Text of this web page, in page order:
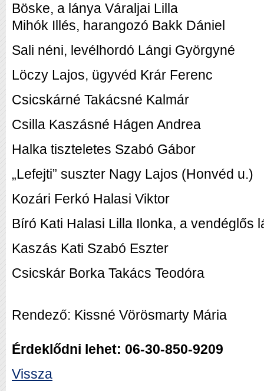
Böske, a lánya Váraljai Lilla
Mihók Illés, harangozó Bakk Dániel
Sali néni, levélhordó Lángi Györgyné
Löczy Lajos, ügyvéd Krár Ferenc
Csicskárné Takácsné Kalmár
Csilla Kaszásné Hágen Andrea
Halka tiszteletes Szabó Gábor
„Lefejti” suszter Nagy Lajos (Honvéd u.)
Kozári Ferkó Halasi Viktor
Bíró Kati Halasi Lilla Ilonka, a vendéglős
Kaszás Kati Szabó Eszter
Csicskár Borka Takács Teodóra
Rendező: Kissné Vörösmarty Mária
Érdeklődni lehet: 06-30-850-9209
Vissza